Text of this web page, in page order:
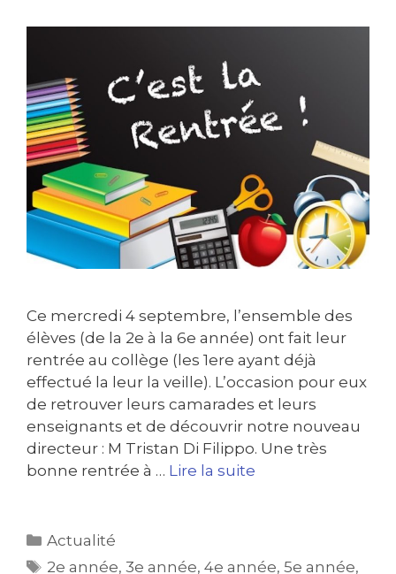
Ce mercredi 4 septembre, l’ensemble des
élèves (de la 2e à la 6e année) ont fait leur
rentrée au collège (les 1ere ayant déjà
effectué la leur la veille). L’occasion pour eux
de retrouver leurs camarades et leurs
enseignants et de découvrir notre nouveau
directeur : M Tristan Di Filippo. Une très
bonne rentrée à … Lire la suite
Actualité
2e année,3e année,4e année,5e année,